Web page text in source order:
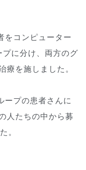
をコンピューター
に分け、両方のグ
療を施しました。
ープの患者さんに
人たちの中から募
。